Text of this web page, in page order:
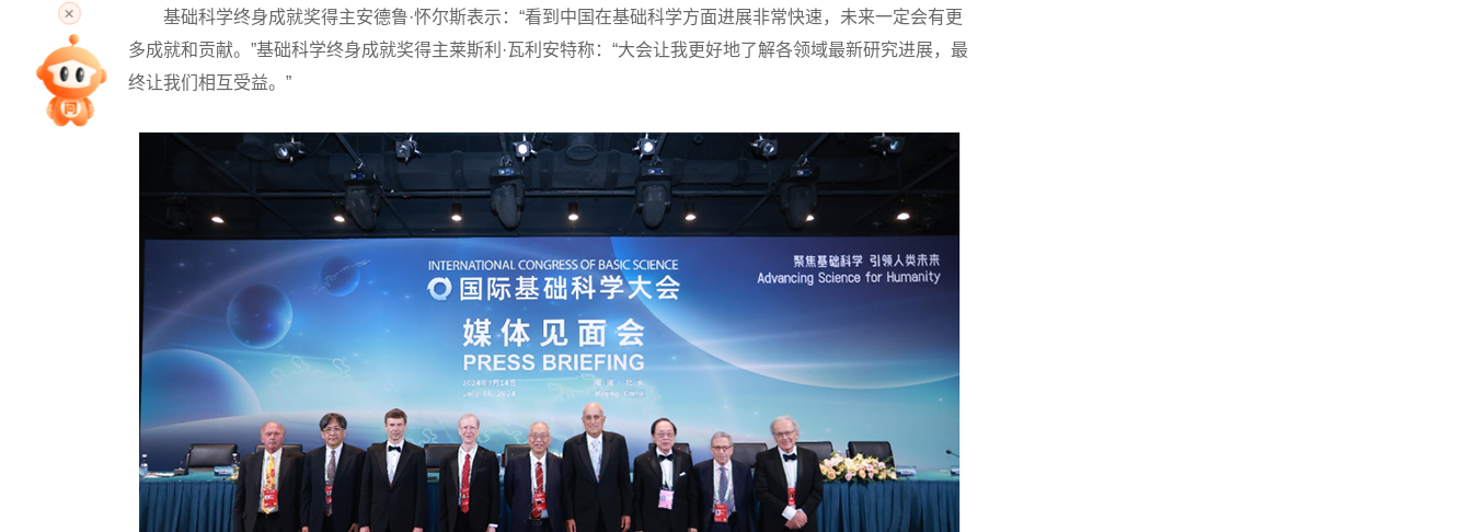
基础科学终身成就奖得主安德鲁·怀尔斯表示：“看到中国在基础科学方面进展非常快速，未来一定会有更
多成就和贡献。”基础科学终身成就奖得主莱斯利·瓦利安特称：“大会让我更好地了解各领域最新研究进展，最
终让我们相互受益。”
专家指导课